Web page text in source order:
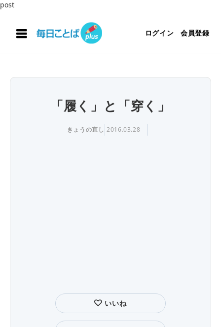
post
ログイン 会員登録
「履く」と「穿く」
きょうの直し 2016.03.28
いいね